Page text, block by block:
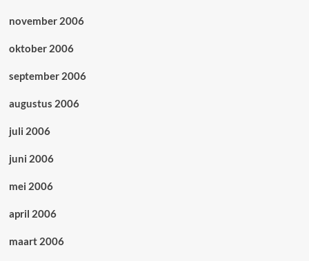
november 2006
oktober 2006
september 2006
augustus 2006
juli 2006
juni 2006
mei 2006
april 2006
maart 2006